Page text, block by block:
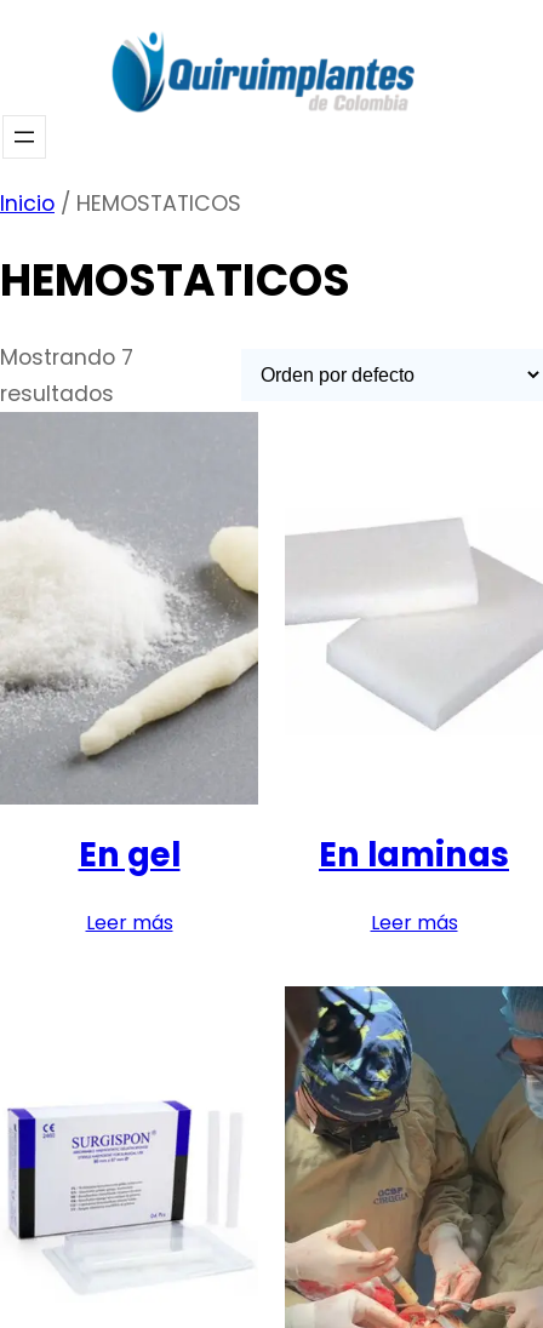
Inicio / HEMOSTATICOS
HEMOSTATICOS
Mostrando 7
resultados
En gel
Leer más
En laminas
Leer más